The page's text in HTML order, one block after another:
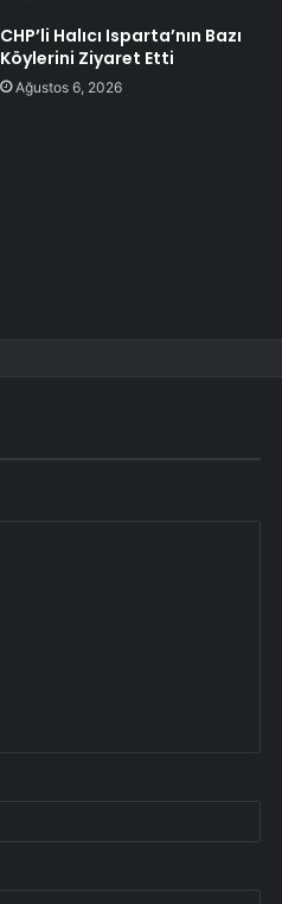
CHP’li Halıcı Isparta’nın Bazı
Köylerini Ziyaret Etti
Ağustos 6, 2026